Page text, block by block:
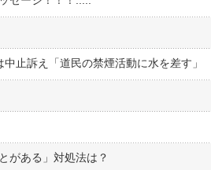
止訴え「道民の禁煙活動に水を差す」
がある」対処法は？